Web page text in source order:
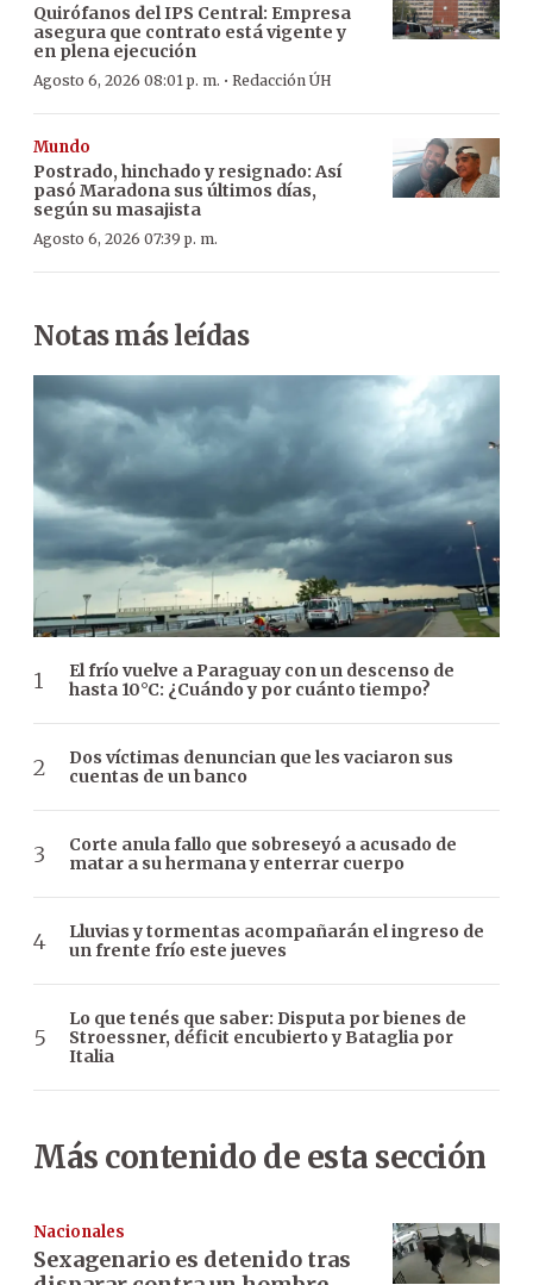
Quirófanos del IPS Central: Empresa
asegura que contrato está vigente y
en plena ejecución
Agosto 6, 2026 08:01 p. m. · Redacción ÚH
Mundo
Postrado, hinchado y resignado: Así
pasó Maradona sus últimos días,
según su masajista
Agosto 6, 2026 07:39 p. m.
Notas más leídas
El frío vuelve a Paraguay con un descenso de
hasta 10°C: ¿Cuándo y por cuánto tiempo?
Dos víctimas denuncian que les vaciaron sus
cuentas de un banco
Corte anula fallo que sobreseyó a acusado de
matar a su hermana y enterrar cuerpo
Lluvias y tormentas acompañarán el ingreso de
un frente frío este jueves
Lo que tenés que saber: Disputa por bienes de
Stroessner, déficit encubierto y Bataglia por
Italia
Más contenido de esta sección
Nacionales
Sexagenario es detenido tras